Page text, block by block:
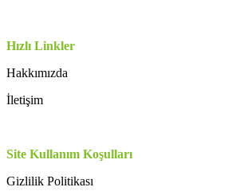
Hızlı Linkler
Hakkımızda
İletişim
Site Kullanım Koşulları
Gizlilik Politikası